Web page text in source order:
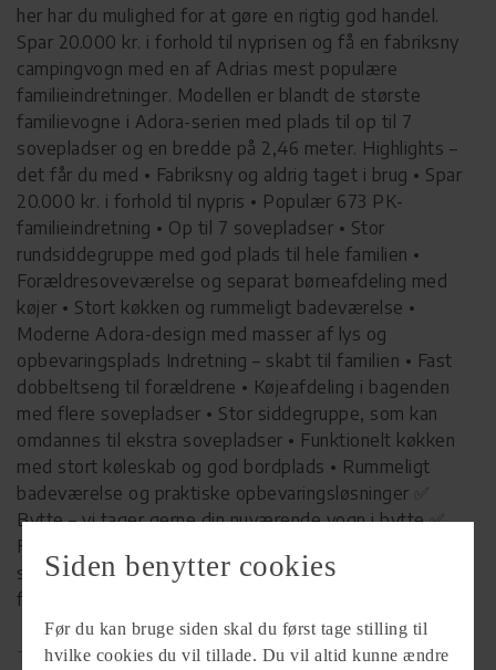
her har du mulighed for at gøre en rigtig god handel.
Spar 20.000 kr. i forhold til nyprisen og få en fabriksny
campingvogn med en af Adrias mest populære
familieindretninger. Modellen er blandt de største
familievogne i Adora-serien med plads til op til 7
sovepladser og en bredde på 2,46 meter. Highlights –
det får du med • Fabriksny og aldrig taget i brug • Spar
20.000 kr. i forhold til nypris • Populær 673 PK-
familieindretning • Op til 7 sovepladser • Stor
rundsiddegruppe med god plads til hele familien •
Forældresoveværelse og separat børneafdeling med
køjer • Stort køkken og rummeligt badeværelse •
Moderne Adora-design med masser af lys og
opbevaringsplads Indretning – skabt til familien • Fast
dobbeltseng til forældrene • Køjeafdeling i bagenden
med flere sovepladser • Stor siddegruppe, som kan
omdannes til ekstra sovepladser • Funktionelt køkken
med stort køleskab og god bordplads • Rummeligt
badeværelse og praktiske opbevaringsløsninger ✅
Bytte – vi tager gerne din nuværende vogn i bytte ✅
Finansiering – fleksibel løsning ✅ Eget værksted –
service og tryghed hele vejen 📞 Kontakt os i dag for
fremvisning eller mere information.
TRYGHED - FØR - UNDER - EFTER
Siden benytter cookies
Før du kan bruge siden skal du først tage stilling til
hvilke cookies du vil tillade. Du vil altid kunne ændre